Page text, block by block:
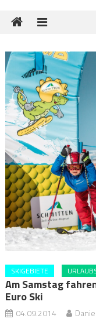
SKIGEBIETE
Am Samstag
Euro Ski
04.09.2014 Daniel